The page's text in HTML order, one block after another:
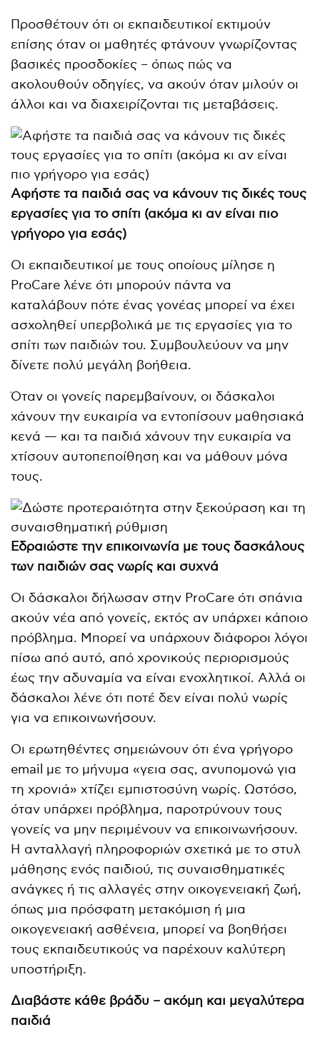
Προσθέτουν ότι οι εκπαιδευτικοί εκτιμούν
επίσης όταν οι μαθητές φτάνουν γνωρίζοντας
βασικές προσδοκίες – όπως πώς να
ακολουθούν οδηγίες, να ακούν όταν μιλούν οι
άλλοι και να διαχειρίζονται τις μεταβάσεις.
Αφήστε τα παιδιά σας να κάνουν τις δικές τους
εργασίες για το σπίτι (ακόμα κι αν είναι πιο
γρήγορο για εσάς)
Οι εκπαιδευτικοί με τους οποίους μίλησε η
ProCare λένε ότι μπορούν πάντα να
καταλάβουν πότε ένας γονέας μπορεί να έχει
ασχοληθεί υπερβολικά με τις εργασίες για το
σπίτι των παιδιών του. Συμβουλεύουν να μην
δίνετε πολύ μεγάλη βοήθεια.
Όταν οι γονείς παρεμβαίνουν, οι δάσκαλοι
χάνουν την ευκαιρία να εντοπίσουν μαθησιακά
κενά — και τα παιδιά χάνουν την ευκαιρία να
χτίσουν αυτοπεποίθηση και να μάθουν μόνα
τους.
Εδραιώστε την επικοινωνία με τους δασκάλους
των παιδιών σας νωρίς και συχνά
Οι δάσκαλοι δήλωσαν στην ProCare ότι σπάνια
ακούν νέα από γονείς, εκτός αν υπάρχει κάποιο
πρόβλημα. Μπορεί να υπάρχουν διάφοροι λόγοι
πίσω από αυτό, από χρονικούς περιορισμούς
έως την αδυναμία να είναι ενοχλητικοί. Αλλά οι
δάσκαλοι λένε ότι ποτέ δεν είναι πολύ νωρίς
για να επικοινωνήσουν.
Οι ερωτηθέντες σημειώνουν ότι ένα γρήγορο
email με το μήνυμα «γεια σας, ανυπομονώ για
τη χρονιά» χτίζει εμπιστοσύνη νωρίς. Ωστόσο,
όταν υπάρχει πρόβλημα, παροτρύνουν τους
γονείς να μην περιμένουν να επικοινωνήσουν.
Η ανταλλαγή πληροφοριών σχετικά με το στυλ
μάθησης ενός παιδιού, τις συναισθηματικές
ανάγκες ή τις αλλαγές στην οικογενειακή ζωή,
όπως μια πρόσφατη μετακόμιση ή μια
οικογενειακή ασθένεια, μπορεί να βοηθήσει
τους εκπαιδευτικούς να παρέχουν καλύτερη
υποστήριξη.
Διαβάστε κάθε βράδυ – ακόμη και μεγαλύτερα
παιδιά